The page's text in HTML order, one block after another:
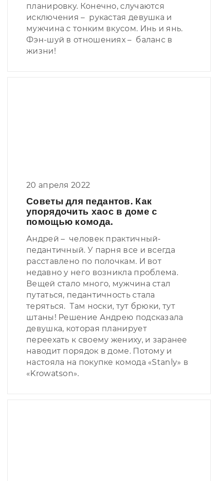
планировку. Конечно, случаются
исключения – рукастая девушка и
мужчина с тонким вкусом. Инь и янь.
Фэн-шуй в отношениях – баланс в
жизни!
20 апреля 2022
Советы для педантов. Как
упорядочить хаос в доме с
помощью комода.
Андрей – человек практичный-
педантичный. У парня все и всегда
расставлено по полочкам. И вот
недавно у него возникла проблема.
Вещей стало много, мужчина стал
путаться, педантичность стала
теряться. Там носки, тут брюки, тут
штаны! Решение Андрею подсказала
девушка, которая планирует
переехать к своему жениху, и заранее
наводит порядок в доме. Потому и
настояла на покупке комода «Stanly» в
«Krowatson».